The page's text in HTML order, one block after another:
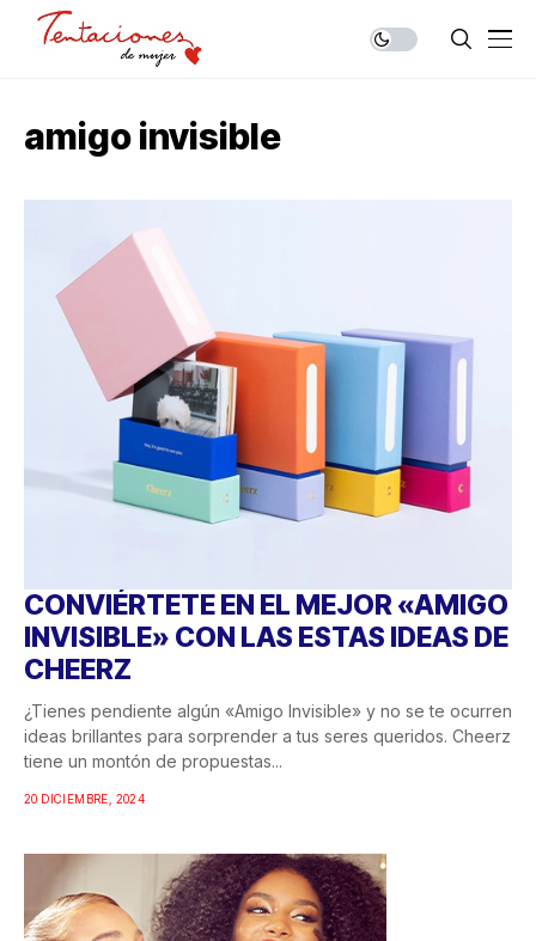
amigo invisible
CONVIÉRTETE EN EL MEJOR «AMIGO
INVISIBLE» CON LAS ESTAS IDEAS DE
CHEERZ
¿Tienes pendiente algún «Amigo Invisible» y no se te ocurren
ideas brillantes para sorprender a tus seres queridos. Cheerz
tiene un montón de propuestas...
20 DICIEMBRE, 2024